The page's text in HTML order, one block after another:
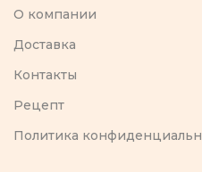
O компании
Доставка
Контакты
Рецепт
Политика